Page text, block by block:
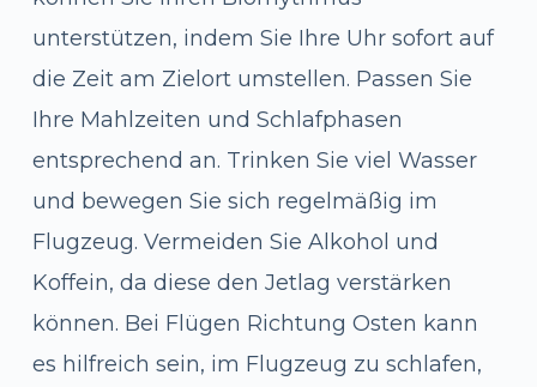
unterstützen, indem Sie Ihre Uhr sofort auf
die Zeit am Zielort umstellen. Passen Sie
Ihre Mahlzeiten und Schlafphasen
entsprechend an. Trinken Sie viel Wasser
und bewegen Sie sich regelmäßig im
Flugzeug. Vermeiden Sie Alkohol und
Koffein, da diese den Jetlag verstärken
können. Bei Flügen Richtung Osten kann
es hilfreich sein, im Flugzeug zu schlafen,